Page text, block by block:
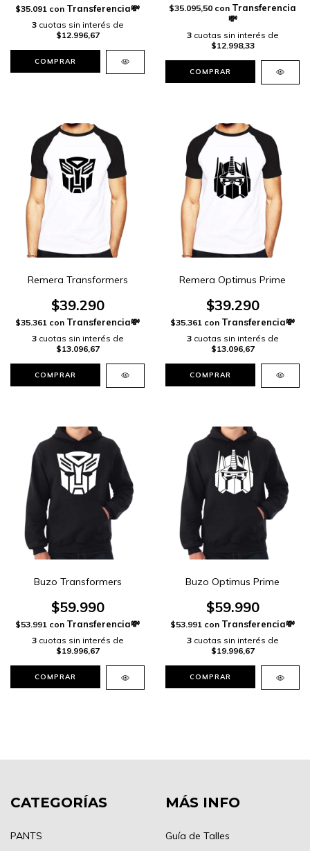
$35.091 con
3 cuotas sin interés de
$12.996,67
COMPRAR
$35.095,50 con
3 cuotas sin interés de
$12.998,33
COMPRAR
Remera Transformers
$39.290
$35.361 con
3 cuotas sin interés de
$13.096,67
COMPRAR
Remera Optimus Prime
$39.290
$35.361 con
3 cuotas sin interés de
$13.096,67
COMPRAR
Buzo Transformers
$59.990
$53.991 con
3 cuotas sin interés de
$19.996,67
COMPRAR
Buzo Optimus Prime
$59.990
$53.991 con
3 cuotas sin interés de
$19.996,67
COMPRAR
CATEGORÍAS
PANTS
MÁS INFO
Guía de Talles